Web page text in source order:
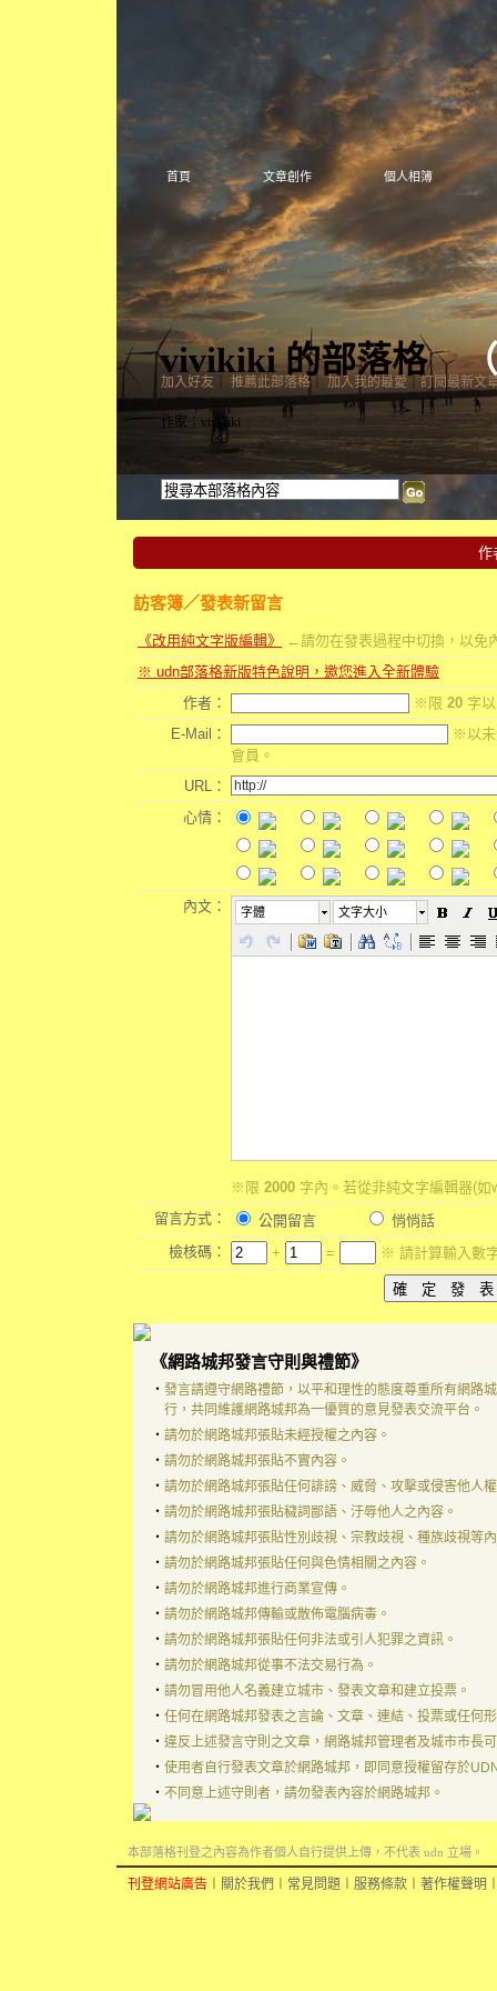
vivikiki 的部落格（
首頁 文章創作 個人相簿
加入好友 推薦此部落格 加入我的最愛 訂閱最新文
作家：vivikiki
作
訪客簿／發表新留言
《改用純文字版編輯》
←請勿在發表過程中切換，以免
※ udn部落格新版特色說明，邀您進入全新體驗
作者：
※限 20 字
E-Mail：
※以未
會員。
URL：
心情：
內文： 字體 文字大小
※限 2000 字內。若從非純文字編輯器(
留言方式：
公開留言
悄悄話
檢核碼：
+ = ※ 請計算輸入數
《網路城邦發言守則與禮節》
‧ 發言請遵守網路禮節，以平和理性的態度尊重所有網路
行，共同維護網路城邦為一優質的意見發表交流平台。
‧ 請勿於網路城邦張貼未經授權之內容。
‧ 請勿於網路城邦張貼不實內容。
‧ 請勿於網路城邦張貼任何誹謗、威脅、攻擊或侵害他人
‧ 請勿於網路城邦張貼穢詞鄙語、汙辱他人之內容。
‧ 請勿於網路城邦張貼性別歧視、宗教歧視、種族歧視等
‧ 請勿於網路城邦張貼任何與色情相關之內容。
‧ 請勿於網路城邦進行商業宣傳。
‧ 請勿於網路城邦傳輸或散佈電腦病毒。
‧ 請勿於網路城邦張貼任何非法或引人犯罪之資訊。
‧ 請勿於網路城邦從事不法交易行為。
‧ 請勿冒用他人名義建立城市、發表文章和建立投票。
‧ 任何在網路城邦發表之言論、文章、連結、投票或任何
‧ 違反上述發言守則之文章，網路城邦管理者及城市市長
‧ 使用者自行發表文章於網路城邦，即同意授權留存於
‧ 不同意上述守則者，請勿發表內容於網路城邦。
本部落格刊登之內容為作者個人自行提供上傳，不代表 udn 立場。
刊登網站廣告 關於我們 常見問題 服務條款 著作權聲明